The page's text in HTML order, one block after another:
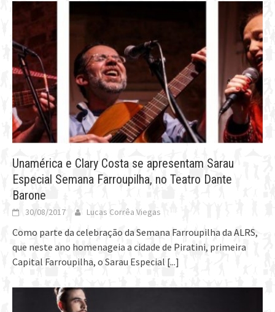
Unamérica e Clary Costa se apresentam Sarau
Especial Semana Farroupilha, no Teatro Dante
Barone
30/08/2017 Lucas Corrêa Viegas
Como parte da celebração da Semana Farroupilha da ALRS,
que neste ano homenageia a cidade de Piratini, primeira
Capital Farroupilha, o Sarau Especial [...]